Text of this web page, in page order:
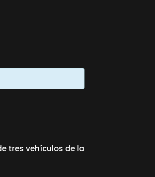
tres vehículos de la